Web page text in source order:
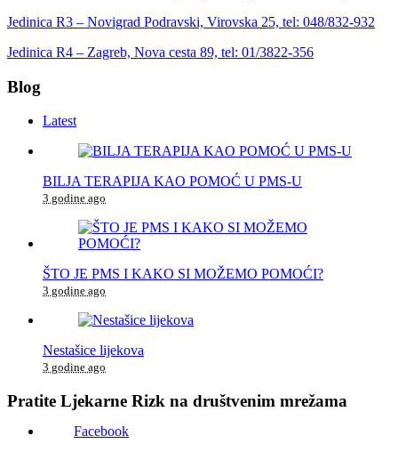
Jedinica R3 – Novigrad Podravski, Virovska 25, tel: 048/832-932
Jedinica R4 – Zagreb, Nova cesta 89, tel: 01/3822-356
Blog
Latest
BILJA TERAPIJA KAO POMOĆ U PMS-U
3 godine ago
ŠTO JE PMS I KAKO SI MOŽEMO POMOĆI?
3 godine ago
Nestašice lijekova
3 godine ago
Pratite Ljekarne Rizk na društvenim mrežama
Facebook